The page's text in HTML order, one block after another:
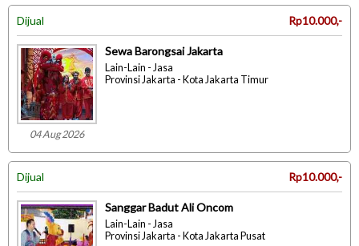
Dijual Rp10.000,-
04 Aug 2026
Sewa Barongsai Jakarta
Lain-Lain - Jasa
Provinsi Jakarta - Kota Jakarta Timur
Dijual Rp10.000,-
Sanggar Badut Ali Oncom
Lain-Lain - Jasa
Provinsi Jakarta - Kota Jakarta Pusat